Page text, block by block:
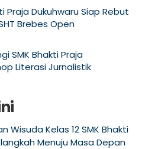
Praja Dukuhwaru Siap Rebut
Brebes Open
SMK Bhakti Praja
Literasi Jurnalistik
Wisuda Kelas 12 SMK Bhakti
Menuju Masa Depan